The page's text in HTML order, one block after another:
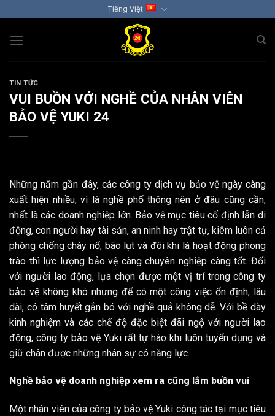
nội
Tiếng Việt
TIN TỨC
VUI BUỒN VỚI NGHỀ CỦA NHÂN VIÊN
BẢO VỆ YUKI 24
Những năm gần đây, các công ty dịch vụ bảo vệ ngày càng
xuất hiện nhiều, vì là nghề phổ thông nên ở đâu cũng cần,
nhất là các doanh nghiệp lớn. Bảo vệ mục tiêu cố định lẫn di
động, con người hay tài sản, an ninh hay trật tự, kiêm luôn cả
phòng chống cháy nổ, bão lụt và đôi khi là hoạt động phong
trào thì lực lượng bảo vệ càng chuyên nghiệp càng tốt. Đối
với người lao động, lựa chọn được một vị trí trong công ty
bảo vệ không khó nhưng để có một công việc ổn định, lâu
dài, có tâm huyết gắn bó với nghề quả không dễ. Với bề dày
kinh nghiệm và các chế độ đặc biệt đãi ngộ với người lao
động, công ty bảo vệ Yuki rất tự hào khi luôn tuyển dụng và
giữ chân được những nhân sự có năng lực.
Nghề bảo vệ doanh nghiệp xem ra cũng lắm buồn vui
Một nhân viên của công ty bảo vệ Yuki công tác tại mục tiêu